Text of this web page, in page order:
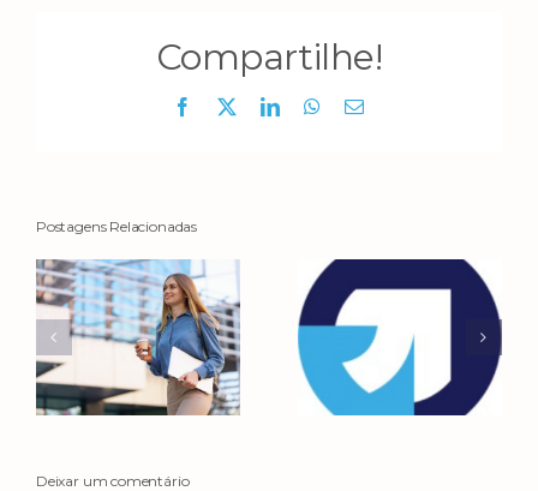
Compartilhe!
Facebook
X LinkedInWhatsApp
E-
Postagens Relacionadas
Deixar um comentário